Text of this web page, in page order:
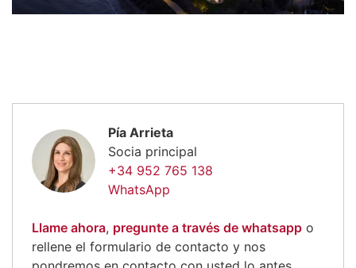
Pía Arrieta
Socia principal
+34 952 765 138
WhatsApp
Llame ahora, pregunte a través de whatsapp o
rellene el formulario de contacto y nos